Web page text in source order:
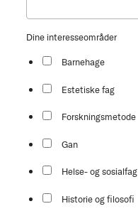
Dine interesseområder
Barnehage
Estetiske fag
Forskningsmetode
Gan
Helse- og sosialfag
Historie og filosofi